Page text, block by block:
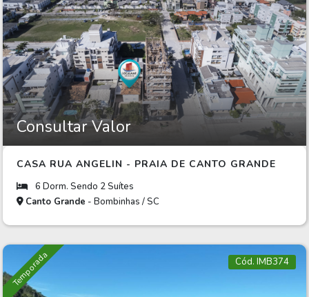
Consultar Valor
CASA RUA ANGELIN - PRAIA DE CANTO GRANDE
6 Dorm. Sendo 2 Suítes
Canto Grande - Bombinhas / SC
Temporada Cód. IMB374